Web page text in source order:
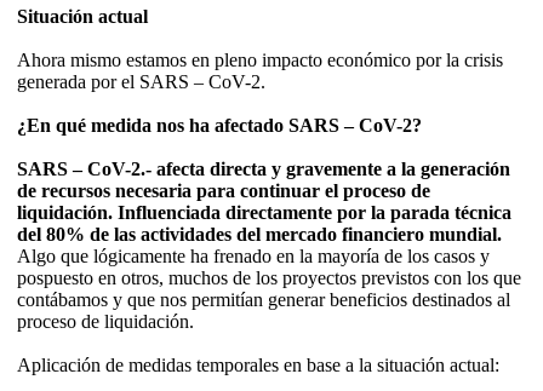
Situación actual
Ahora mismo estamos en pleno impacto económico por la crisis
generada por el SARS – CoV-2.
¿En qué medida nos ha afectado SARS – CoV-2?
SARS – CoV-2.- afecta directa y gravemente a la generación
de recursos necesaria para continuar el proceso de
liquidación. Influenciada directamente por la parada técnica
del 80% de las actividades del mercado financiero mundial.
Algo que lógicamente ha frenado en la mayoría de los casos y
pospuesto en otros, muchos de los proyectos previstos con los que
contábamos y que nos permitían generar beneficios destinados al
proceso de liquidación.
Aplicación de medidas temporales en base a la situación actual: